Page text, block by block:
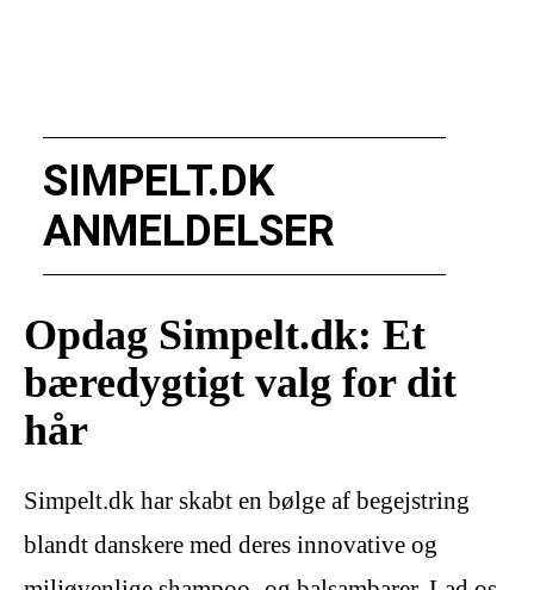
SIMPELT.DK
ANMELDELSER
Opdag Simpelt.dk: Et
bæredygtigt valg for dit
hår
Simpelt.dk har skabt en bølge af begejstring
blandt danskere med deres innovative og